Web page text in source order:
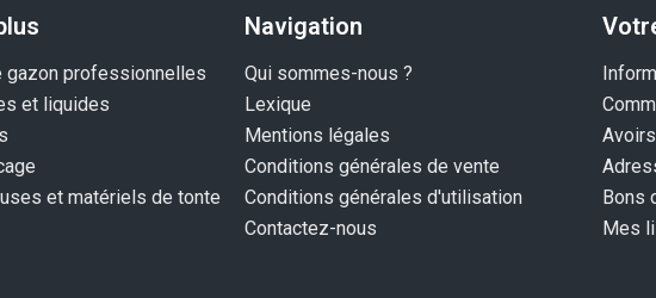
gazon professionnelles
et liquides
et matériels de tonte
Navigation
Qui sommes-nous ?
Lexique
Mentions légales
Conditions générales de vente
Conditions générales d'utilisation
Contactez-nous
Avoirs
Bons
Mes